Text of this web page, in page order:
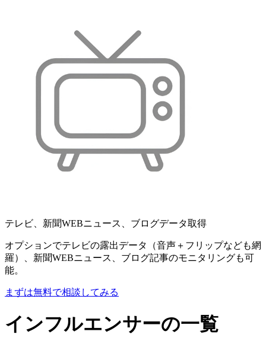
テレビ、新聞WEBニュース、ブログデータ取得
オプションでテレビの露出データ（音声＋フリップなども網
羅）、新聞WEBニュース、ブログ記事のモニタリングも可
能。
まずは無料で相談してみる
インフルエンサーの一覧